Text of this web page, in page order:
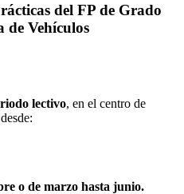
del FP de Grado
de Vehículos
lectivo, en el centro de
o de marzo hasta junio.